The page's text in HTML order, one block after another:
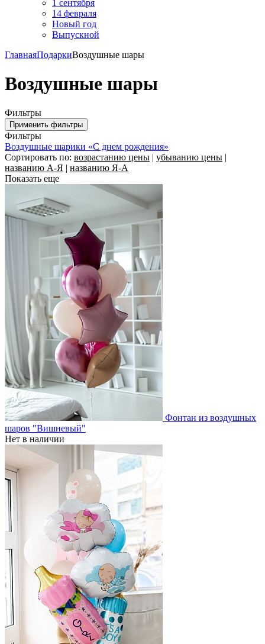
1 сентября
14 февраля
Новый год
Выпускной
ГлавнаяПодаркиВоздушные шары
Воздушные шары
Фильтры
Фильтры
Воздушные шарики «С днем рождения»
Сортировать по: возрастанию цены | убыванию цены |
названию А-Я | названию Я-А
Показать еще
Фонтан из воздушных
шаров "Вишневый"
Нет в наличии